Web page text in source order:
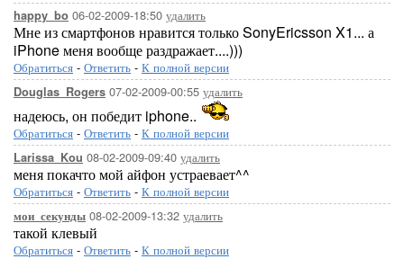
happy_bo 06-02-2009-18:50 удалить
Мне из смартфонов нравится только SonyEricsson X1... а
iPhone меня вообще раздражает....)))
Обратиться - Ответить - К полной версии
Douglas_Rogers 07-02-2009-00:55 удалить
надеюсь, он победит iphone..
Обратиться - Ответить - К полной версии
Larissa_Kou 08-02-2009-09:40 удалить
меня покачто мой айфон устраевает^^
Обратиться - Ответить - К полной версии
мои_секунды 08-02-2009-13:32 удалить
такой клевый
Обратиться - Ответить - К полной версии